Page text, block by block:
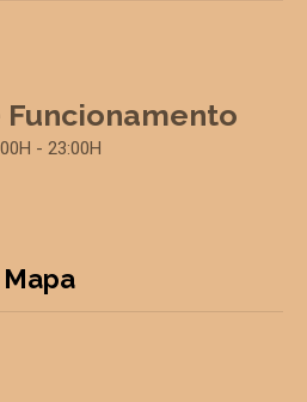
- 23:00H
Mapa